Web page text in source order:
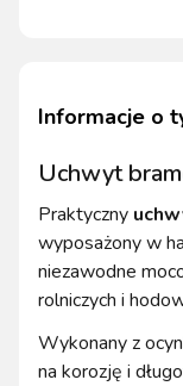
Informacje o
Uchwyt
Praktyczny
wyposażony w
niezawodne
rolniczych i
Wykonany z
na korozję i